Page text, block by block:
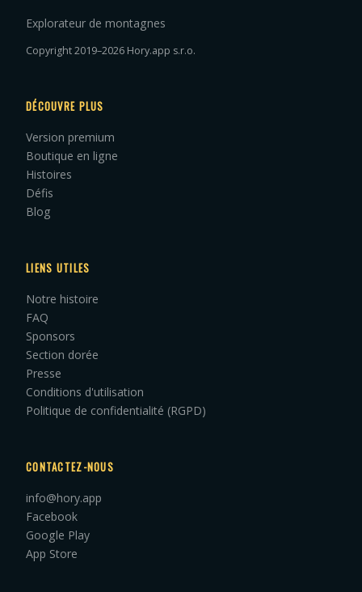
Explorateur de montagnes
Copyright 2019–2026 Hory.app s.r.o.
DÉCOUVRE PLUS
Version premium
Boutique en ligne
Histoires
Défis
Blog
LIENS UTILES
Notre histoire
FAQ
Sponsors
Section dorée
Presse
Conditions d'utilisation
Politique de confidentialité (RGPD)
CONTACTEZ-NOUS
info@hory.app
Facebook
Google Play
App Store